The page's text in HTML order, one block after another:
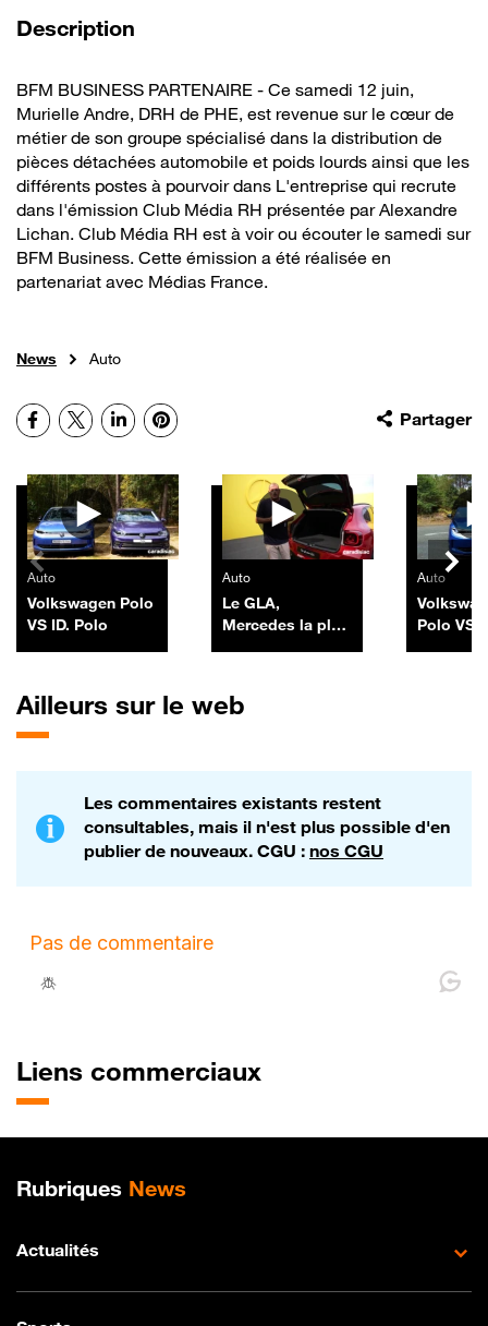
Description
BFM BUSINESS PARTENAIRE - Ce samedi 12 juin,
Murielle Andre, DRH de PHE, est revenue sur le cœur de
métier de son groupe spécialisé dans la distribution de
pièces détachées automobile et poids lourds ainsi que les
différents postes à pourvoir dans L'entreprise qui recrute
dans l'émission Club Média RH présentée par Alexandre
Lichan. Club Média RH est à voir ou écouter le samedi sur
BFM Business. Cette émission a été réalisée en
partenariat avec Médias France.
News Auto
Partager
Facebook
X LinkedInPinterest
Autres vidéos
Auto
Volkswagen Polo
VS ID. Polo
Auto
Le GLA,
Mercedes la plus
Auto
Polo VS
Ailleurs sur le web
Les commentaires existants restent
consultables, mais il n'est plus possible d'en
publier de nouveaux. CGU : nos CGU
Liens commerciaux
Plan de site
Rubriques News
Actualités